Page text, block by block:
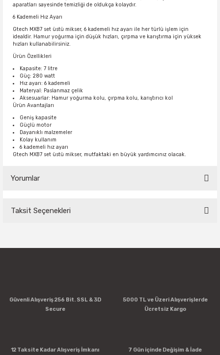
aparatları sayesinde temizliği de oldukça kolaydır.
6 Kademeli Hız Ayarı
Gtech MXB7 set üstü mikser, 6 kademeli hız ayarı ile her türlü işlem için
idealdir. Hamur yoğurma için düşük hızları, çırpma ve karıştırma için yüksek
hızları kullanabilirsiniz.
Ürün Özellikleri
Kapasite: 7 litre
Güç: 280 watt
Hız ayarı: 6 kademeli
Materyal: Paslanmaz çelik
Aksesuarlar: Hamur yoğurma kolu, çırpma kolu, karıştırıcı kol
Ürün Avantajları
Geniş kapasite
Güçlü motor
Dayanıklı malzemeler
Kolay kullanım
6 kademeli hız ayarı
Gtech MXB7 set üstü mikser, mutfaktaki en büyük yardımcınız olacak.
Yorumlar
Yorum Yaz
Taksit Seçenekleri
Güvenli Alışveriş 256 Bit. SSL & 3D
Secure
5000 TL ve Üzeri Alışverişlerde
Ücretsiz Kargo
12 Taksite Kadar Alışveriş İmkanı 7 Gün içinde Değişim & İade